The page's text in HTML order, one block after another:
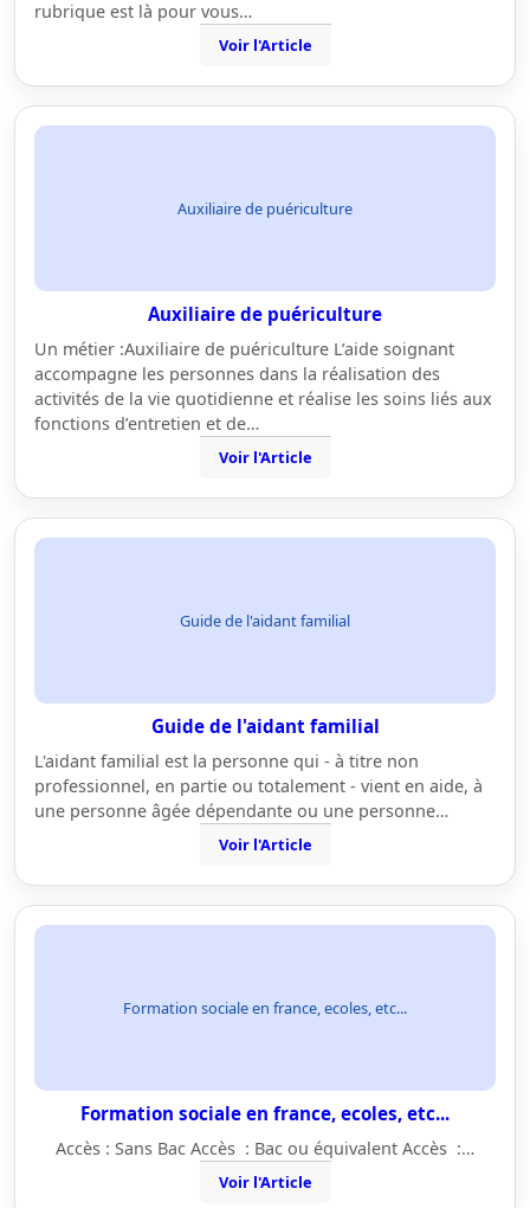
rubrique est là pour vous…
Voir l'Article
Auxiliaire de puériculture
Auxiliaire de puériculture
Un métier :Auxiliaire de puériculture L’aide soignant
accompagne les personnes dans la réalisation des
activités de la vie quotidienne et réalise les soins liés aux
fonctions d’entretien et de…
Voir l'Article
Guide de l'aidant familial
Guide de l'aidant familial
L'aidant familial est la personne qui - à titre non
professionnel, en partie ou totalement - vient en aide, à
une personne âgée dépendante ou une personne…
Voir l'Article
Formation sociale en france, ecoles, etc...
Formation sociale en france, ecoles, etc...
Accès : Sans Bac Accès : Bac ou équivalent Accès :…
Voir l'Article